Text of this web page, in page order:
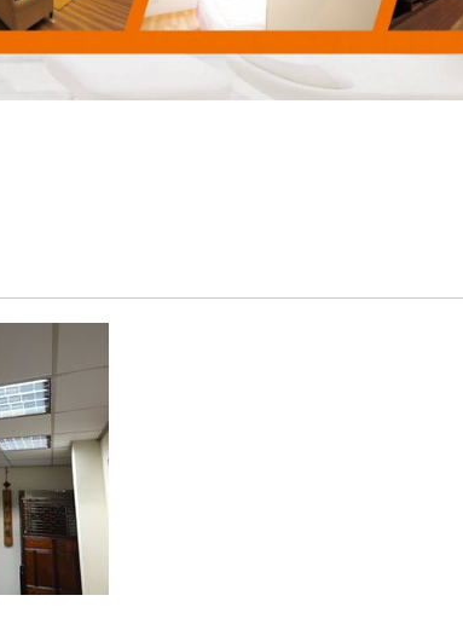
運動場及校區燈光設計，元照得標了！
公益SDGs的企業價值，10/23週日下午1點
司2018年8月31日取得歐洲RoHs標準
亮小窩的最佳關鍵!T1照明科技不僅照亮家園，
運動場及校區燈光設計，元照得標了！
明T全能檯燈預計六月份上線
限公司張麗蝶董事長出席參與SDGs產業鍊
益SDGs的企業價值，10/23週日下午1點三
集 心視界】 ✅本集邀請到的來賓是